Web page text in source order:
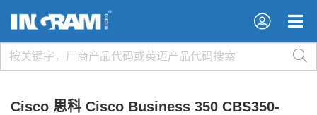
×
×
Cisco 思科 Cisco Business 350 CBS350-